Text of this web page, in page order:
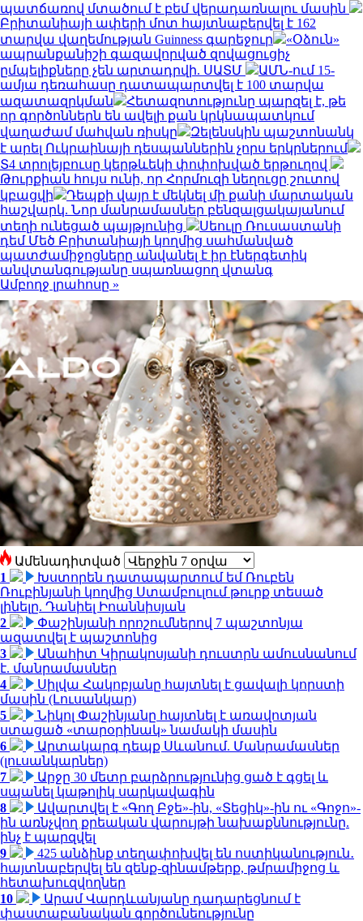
պատճառով մտածում է բեմ վերադառնալու մասին
Բրիտանիայի ափերի մոտ հայտնաբերվել է 162
տարվա վաղեմության Guinness գարեջուր
«Օձուն»
ապրանքանիշի գազավորված զովացուցիչ
ըմպելիքները չեն արտադրվի. ՍԱՏՄ
ԱՄՆ-ում 15-
ամյա դեռահասը դատապարտվել է 100 տարվա
ազատազրկման
Հետազոտությունը պարզել է, թե
որ գործոններն են ավելի քան կրկնապատկում
վաղաժամ մահվան ռիսկը
Զելենսկին պաշտոնանկ
է արել Ուկրաինայի դեսպաններին չորս երկրներում
Տ4 տրոլեյբուսը կերթևեկի փոփոխված երթուղով
Թուրքիան հույս ունի, որ Հորմուզի նեղուցը շուտով
կբացվի
Դեպքի վայր է մեկնել մի քանի մարտական
հաշվարկ. Նոր մանրամասներ բենզալցակայանում
տեղի ունեցած պայթյունից
Սեուլը Ռուսաստանի
դեմ Մեծ Բրիտանիայի կողմից սահմանված
պատժամիջոցները անվանել է իր էներգետիկ
անվտանգությանը սպառնացող վտանգ
Ամբողջ լրահոսը »
Ամենադիտված
1
Խստորեն դատապարտում եմ Ռուբեն
Ռուբինյանի կողմից Ստամբուլում թուրք տեսած
լինելը. Դանիել Իոաննիսյան
2
Փաշինյանի որոշումներով 7 պաշտոնյա
ազատվել է պաշտոնից
3
Անահիտ Կիրակոսյանի դուստրն ամուսնանում
է. մանրամասներ
4
Սիլվա Հակոբյանը հայտնել է ցավալի կորստի
մասին (Լուսանկար)
5
Նիկոլ Փաշինյանը հայտնել է առավոտյան
ստացած «տարօրինակ» նամակի մասին
6
Արտակարգ դեպք Սևանում. Մանրամասներ
(լուսանկարներ)
7
Արջը 30 մետր բարձրությունից ցած է գցել և
սպանել կաթոլիկ սարկավագին
8
Ավարտվել է «Գող Բջե»-ին, «Տեցիկ»-ին ու «Գոջո»-
ին առնչվող քրեական վարույթի նախաքննությունը.
ինչ է պարզվել
9
425 անձինք տեղափոխվել են ոստիկանություն․
հայտնաբերվել են զենք-զինամթերք, թմրամիջոց և
հետախուզվողներ
10
Արամ Վարդևանյանը դադարեցնում է
փաստաբանական գործունեությունը